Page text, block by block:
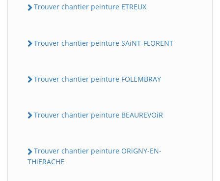
Trouver chantier peinture ETREUX
Trouver chantier peinture SAiNT-FLORENT
Trouver chantier peinture FOLEMBRAY
Trouver chantier peinture BEAUREVOiR
Trouver chantier peinture ORiGNY-EN-
THiERACHE